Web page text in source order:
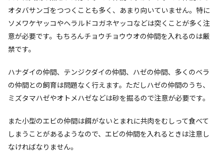
オタバサンゴをつつくことも多く、あまり向いていません。特に
ソメワケヤッコやヘラルドコガネヤッコなどは突くことが多く注
意が必要です。もちろんチョウチョウウオの仲間を入れるのは厳
禁です。
ハナダイの仲間、テンジクダイの仲間、ハゼの仲間、多くのベラ
の仲間との飼育は問題なく行えます。ただしハゼの仲間のうち、
ミズタマハゼやオトメハゼなどは砂を掘るので注意が必要です。
また小型のエビの仲間は餌がないとまれに共肉をむしって食べて
しまうことがあるようなので、エビの仲間を入れるときは注意し
なければなりません。